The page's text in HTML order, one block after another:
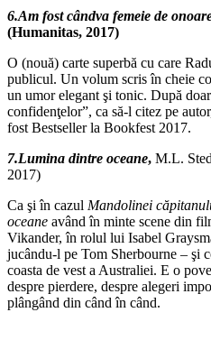
6.Am fost cândva femeie de
(Humanitas, 2017)
O (nouă) carte superbă cu care
publicul. Un volum scris în cheie
un umor elegant şi tonic. După
confidenţelor”, ca să-l citez pe
fost Bestseller la Bookfest 2017.
7.Lumina dintre oceane, M.L.
2017)
Ca şi în cazul Mandolinei
oceane având în minte scene din
Vikander, în rolul lui Isabel
jucându-l pe Tom Sherbourne – şi
coasta de vest a Australiei. E o
despre pierdere, despre alegeri
plângând din când în când.